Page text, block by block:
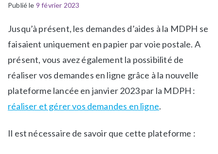
Publié le 9 février 2023
P
b
l
é
d
a
-
É
i
q
e
t
é
s
Jusqu’à présent, les demandes d’aides à la MDPH se
faisaient uniquement en papier par voie postale. A
présent, vous avez également la possibilité de
réaliser vos demandes en ligne grâce à la nouvelle
plateforme lancée en janvier 2023 par la MDPH :
réaliser et gérer vos demandes en ligne.
Il est nécessaire de savoir que cette plateforme :